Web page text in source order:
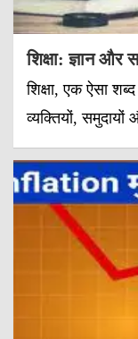
शिक्षा: ज्ञान और
शिक्षा, एक ऐसा
व्यक्तियों, समुदायों